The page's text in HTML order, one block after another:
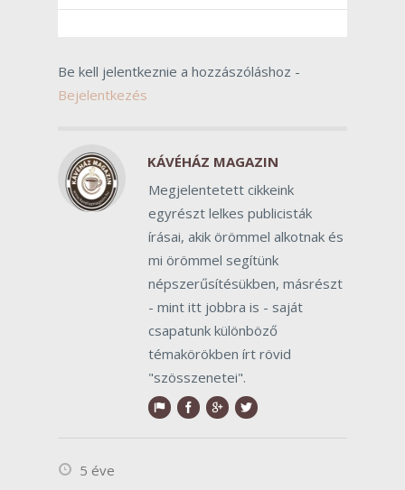
Be kell jelentkeznie a hozzászóláshoz -
Bejelentkezés
KÁVÉHÁZ MAGAZIN
Megjelentetett cikkeink
egyrészt lelkes publicisták
írásai, akik örömmel alkotnak és
mi örömmel segítünk
népszerűsítésükben, másrészt
- mint itt jobbra is - saját
csapatunk különböző
témakörökben írt rövid
"szösszenetei".
5 éve